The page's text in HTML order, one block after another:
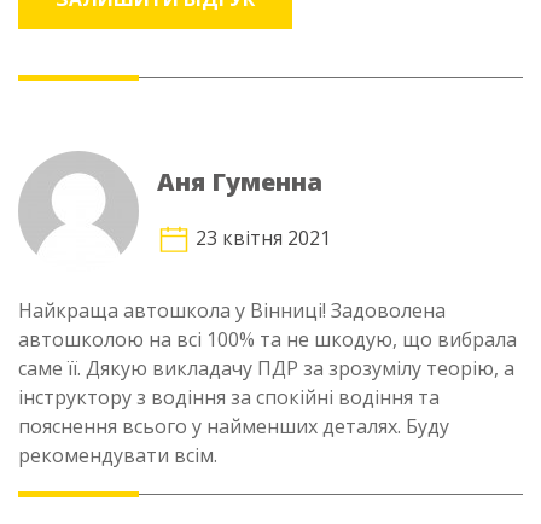
Аня Гуменна
23 квітня 2021
Найкраща автошкола у Вінниці! Задоволена
автошколою на всі 100% та не шкодую, що вибрала
саме її. Дякую викладачу ПДР за зрозумілу теорію, а
інструктору з водіння за спокійні водіння та
пояснення всього у найменших деталях. Буду
рекомендувати всім.